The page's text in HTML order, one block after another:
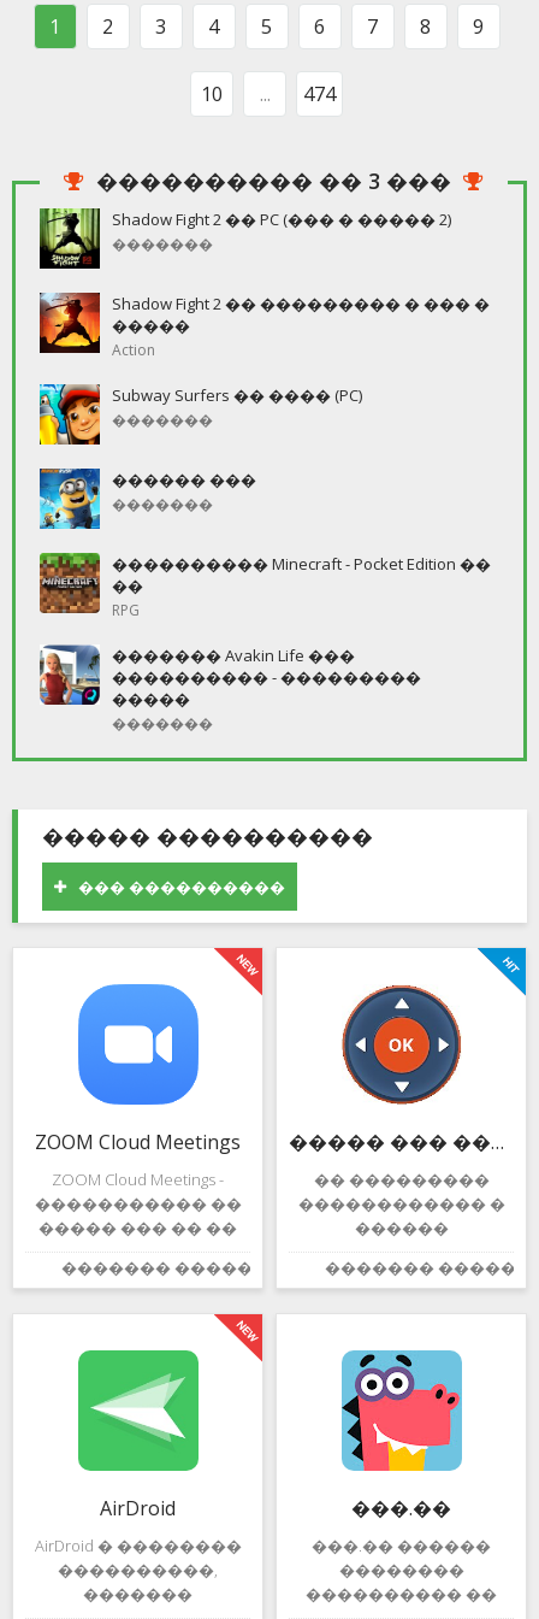
�����������
����� ����
����� ����
����������
���������, ���
������
������� �� ��
���� ����� ��
������� �������
����������� ��
������ �������
�����, ��
1 2 3 4 5 6 7 8 9
10 ... 474
���������� �� 3 ���
Shadow Fight 2 �� PC (��� � ����� 2)
�������
Shadow Fight 2 �� ��������� � ��� �
�����
Action
Subway Surfers �� ���� (PC)
�������
������ ���
�������
���������� Minecraft - Pocket Edition ��
��
RPG
������� Avakin Life ���
���������� - ���������
�����
�������
����� ����������
��� ����������
ZOOM Cloud Meetings
ZOOM Cloud Meetings -
����������� ��
����� ��� �� ��
�� ����������,
������� ����
��������������
�
����������������
� ��������
��������
������� �
������������������
�����
������� ������:
����� ��� ������ ����������
�� ���������
������������ �
������
����������, ���
������������
��������� ��
����� ������ ��
����� ������ �
������ ��������
� � �������
"����� ���
������� ������:
AirDroid
AirDroid � ��������
����������,
�������
���.��
���.�� ������
��������
���������� ��